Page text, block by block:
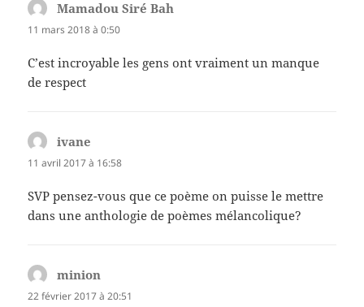
Mamadou Siré Bah
11 mars 2018 à 0:50
C’est incroyable les gens ont vraiment un manque
de respect
ivane
11 avril 2017 à 16:58
SVP pensez-vous que ce poème on puisse le mettre
dans une anthologie de poèmes mélancolique?
minion
22 février 2017 à 20:51